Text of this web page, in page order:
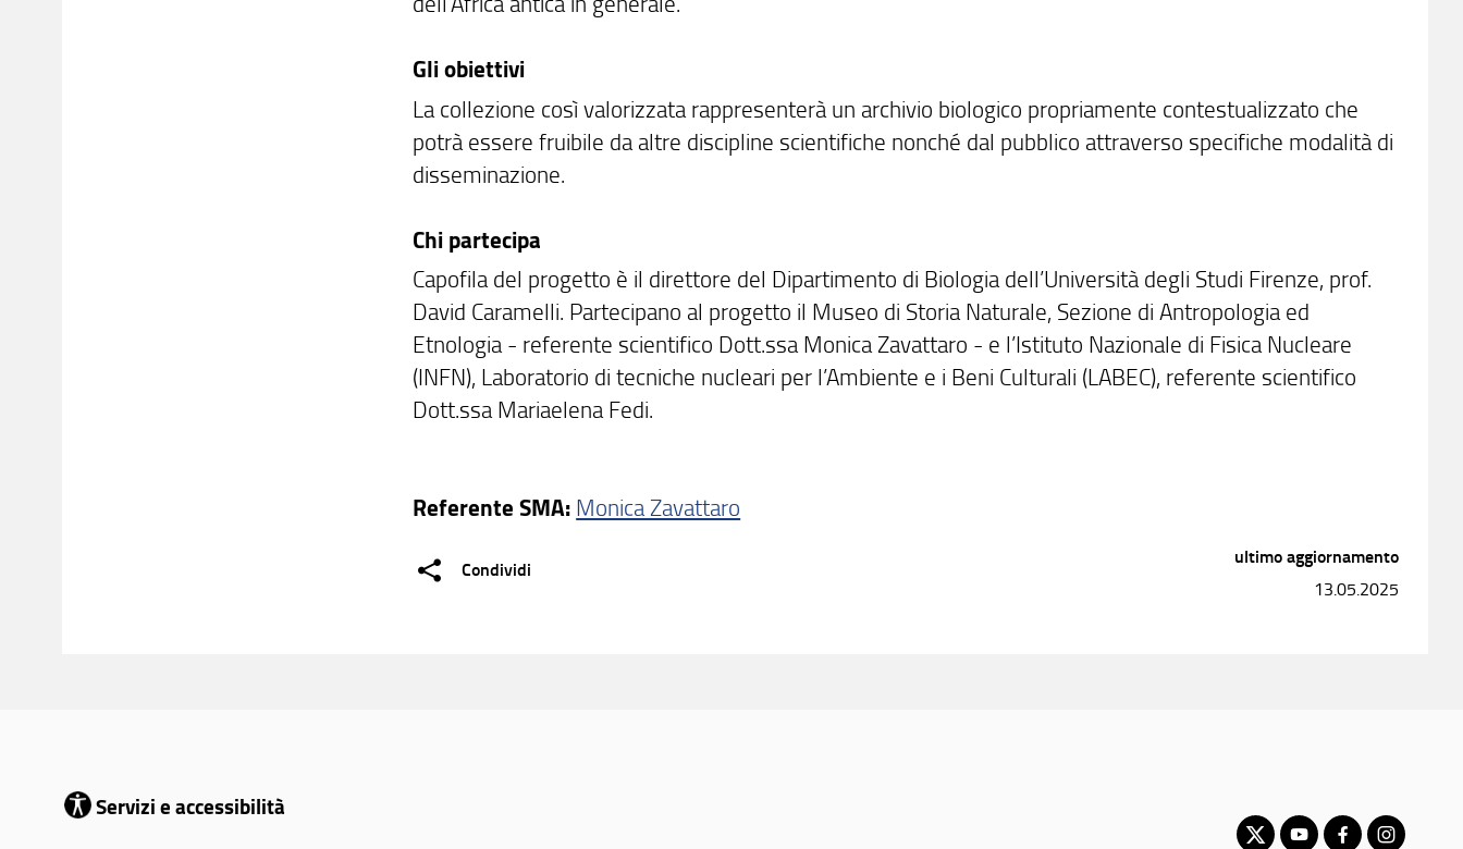
Gli obiettivi
La collezione così valorizzata rappresenterà un archivio biologico propriamente contestualizzato che
potrà essere fruibile da altre discipline scientifiche nonché dal pubblico attraverso specifiche modalità di
disseminazione.
Chi partecipa
Capofila del progetto è il direttore del Dipartimento di Biologia dell’Università degli Studi Firenze, prof.
David Caramelli. Partecipano al progetto il Museo di Storia Naturale, Sezione di Antropologia ed
Etnologia - referente scientifico Dott.ssa Monica Zavattaro - e l’Istituto Nazionale di Fisica Nucleare
(INFN), Laboratorio di tecniche nucleari per l’Ambiente e i Beni Culturali (LABEC), referente scientifico
Dott.ssa Mariaelena Fedi.
Referente SMA: Monica Zavattaro
Condividi
ultimo aggiornamento
13.05.2025
Servizi e accessibilità